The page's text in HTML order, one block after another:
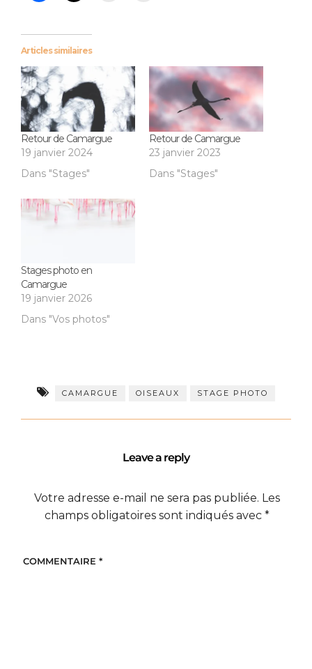
Articles similaires
Retour de Camargue
19 janvier 2024
Dans "Stages"
Retour de Camargue
23 janvier 2023
Dans "Stages"
Stages photo en
Camargue
19 janvier 2026
Dans "Vos photos"
CAMARGUE OISEAUX STAGE PHOTO
Leave a reply
Votre adresse e-mail ne sera pas publiée. Les
champs obligatoires sont indiqués avec *
COMMENTAIRE *